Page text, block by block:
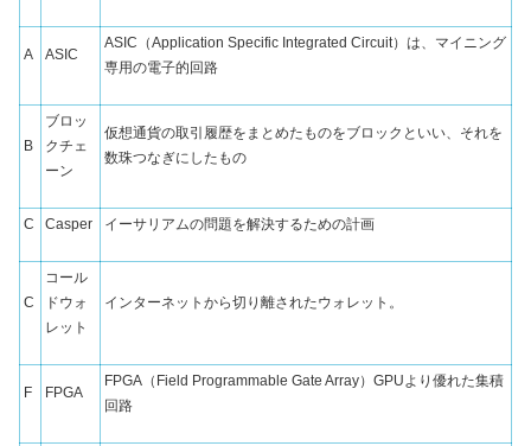
A ASIC
ASIC（Application Specific Integrated Circuit）は、マイニング
専用の電子的回路
B
ブロッ
クチェ
ーン
仮想通貨の取引履歴をまとめたものをブロックといい、それを
数珠つなぎにしたもの
C Casper イーサリアムの問題を解決するための計画
C
コール
ドウォ
レット
インターネットから切り離されたウォレット。
F FPGA
FPGA （ Field Programmable Gate Array）GPUより優れた集積
回路